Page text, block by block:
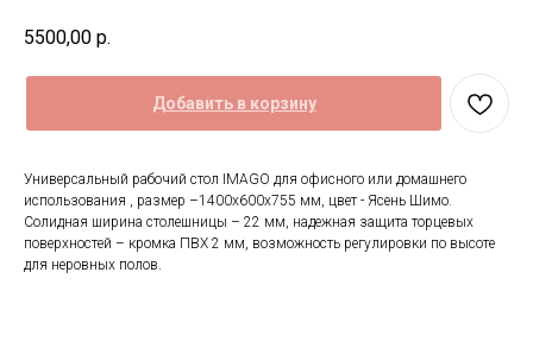
5500,00 р.
Добавить в корзину
Универсальный рабочий стол IMAGO для офисного или домашнего
использования , размер –1400x600x755 мм, цвет - Ясень Шимо.
Солидная ширина столешницы – 22 мм, надежная защита торцевых
поверхностей – кромка ПВХ 2 мм, возможность регулировки по высоте
для неровных полов.